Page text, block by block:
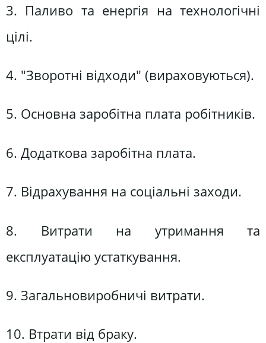
3. Паливо та енергія на технологічні
цілі.
4. "Зворотні відходи" (вираховуються).
5. Основна заробітна плата робітників.
6. Додаткова заробітна плата.
7. Відрахування на соціальні заходи.
8. Витрати на утримання та
експлуатацію устаткування.
9. Загальновиробничі витрати.
10. Втрати від браку.